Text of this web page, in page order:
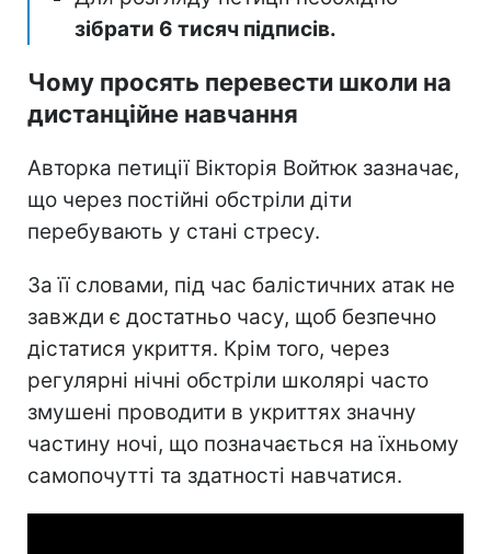
зібрати 6 тисяч підписів.
Чому просять перевести школи на
дистанційне навчання
Авторка петиції Вікторія Войтюк зазначає,
що через постійні обстріли діти
перебувають у стані стресу.
За її словами, під час балістичних атак не
завжди є достатньо часу, щоб безпечно
дістатися укриття. Крім того, через
регулярні нічні обстріли школярі часто
змушені проводити в укриттях значну
частину ночі, що позначається на їхньому
самопочутті та здатності навчатися.